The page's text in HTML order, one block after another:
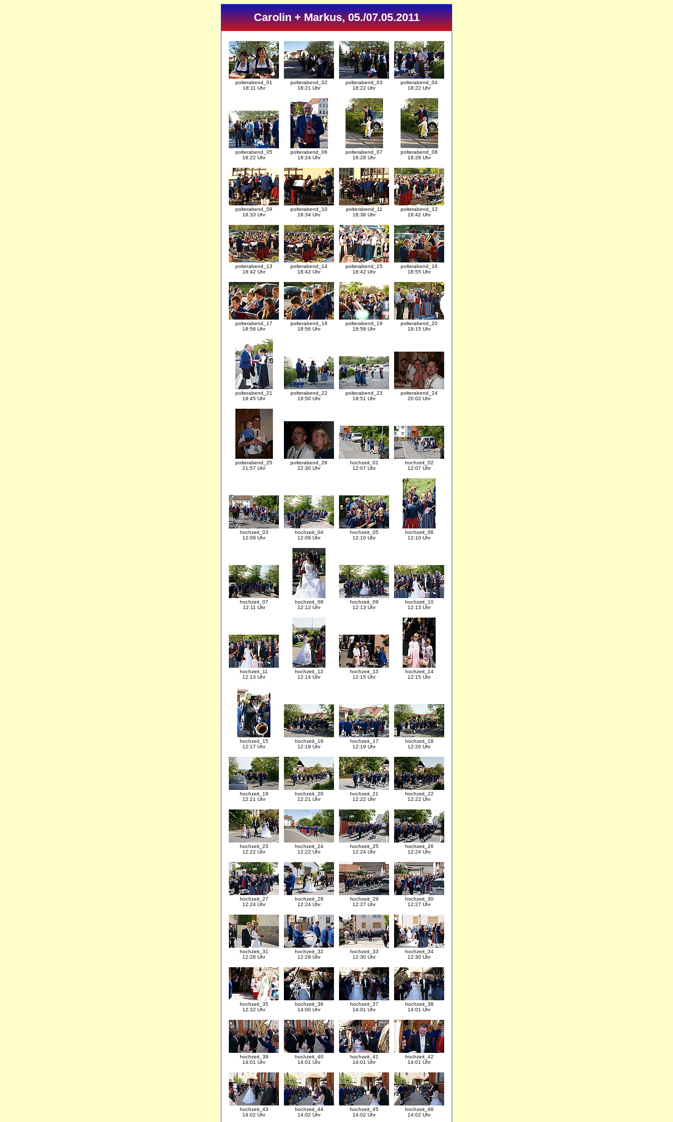
Carolin + Markus, 05./07.05.2011
polterabend_01
18:11 Uhr
polterabend_02
18:21 Uhr
polterabend_03
18:22 Uhr
polterabend_04
18:22 Uhr
polterabend_05
18:22 Uhr
polterabend_06
18:24 Uhr
polterabend_07
18:28 Uhr
polterabend_08
18:28 Uhr
polterabend_09
18:33 Uhr
polterabend_10
18:34 Uhr
polterabend_11
18:38 Uhr
polterabend_12
18:42 Uhr
polterabend_13
18:42 Uhr
polterabend_14
18:42 Uhr
polterabend_15
18:42 Uhr
polterabend_16
18:55 Uhr
polterabend_17
18:56 Uhr
polterabend_18
18:56 Uhr
polterabend_19
18:58 Uhr
polterabend_20
19:15 Uhr
polterabend_21
19:45 Uhr
polterabend_22
19:50 Uhr
polterabend_23
19:51 Uhr
polterabend_24
20:02 Uhr
polterabend_25
21:57 Uhr
polterabend_26
22:30 Uhr
hochzeit_01
12:07 Uhr
hochzeit_02
12:07 Uhr
hochzeit_03
12:09 Uhr
hochzeit_04
12:09 Uhr
hochzeit_05
12:10 Uhr
hochzeit_06
12:10 Uhr
hochzeit_07
12:11 Uhr
hochzeit_08
12:12 Uhr
hochzeit_09
12:13 Uhr
hochzeit_10
12:13 Uhr
hochzeit_11
12:13 Uhr
hochzeit_12
12:14 Uhr
hochzeit_13
12:15 Uhr
hochzeit_14
12:15 Uhr
hochzeit_15
12:17 Uhr
hochzeit_16
12:19 Uhr
hochzeit_17
12:19 Uhr
hochzeit_18
12:20 Uhr
hochzeit_19
12:21 Uhr
hochzeit_20
12:21 Uhr
hochzeit_21
12:22 Uhr
hochzeit_22
12:22 Uhr
hochzeit_23
12:22 Uhr
hochzeit_24
12:22 Uhr
hochzeit_25
12:24 Uhr
hochzeit_26
12:24 Uhr
hochzeit_27
12:24 Uhr
hochzeit_28
12:24 Uhr
hochzeit_29
12:27 Uhr
hochzeit_30
12:27 Uhr
hochzeit_31
12:28 Uhr
hochzeit_32
12:29 Uhr
hochzeit_33
12:30 Uhr
hochzeit_34
12:30 Uhr
hochzeit_35
12:32 Uhr
hochzeit_36
14:00 Uhr
hochzeit_37
14:01 Uhr
hochzeit_38
14:01 Uhr
hochzeit_39
14:01 Uhr
hochzeit_40
14:01 Uhr
hochzeit_41
14:01 Uhr
hochzeit_42
14:01 Uhr
hochzeit_43
14:02 Uhr
hochzeit_44
14:02 Uhr
hochzeit_45
14:02 Uhr
hochzeit_46
14:02 Uhr